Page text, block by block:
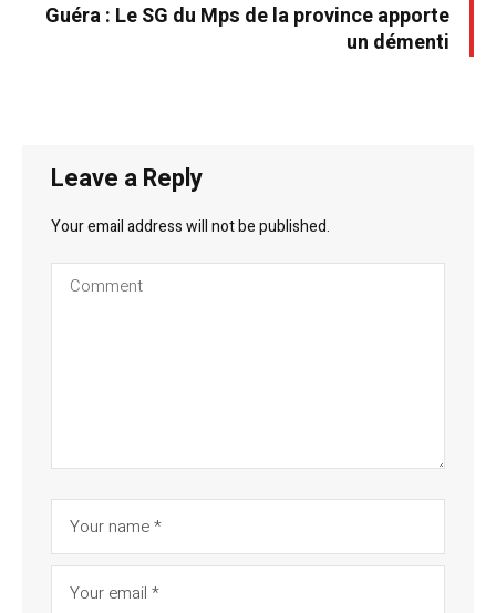
Guéra : Le SG du Mps de la province apporte
un démenti
Leave a Reply
Your email address will not be published.